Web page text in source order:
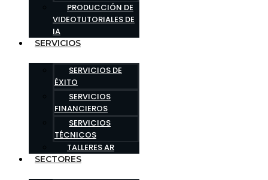
PRODUCCIÓN DE
VIDEOTUTORIALES DE
IA
SERVICIOS
SERVICIOS DE
ÉXITO
SERVICIOS
FINANCIEROS
SERVICIOS
TÉCNICOS
TALLERES AR
SECTORES